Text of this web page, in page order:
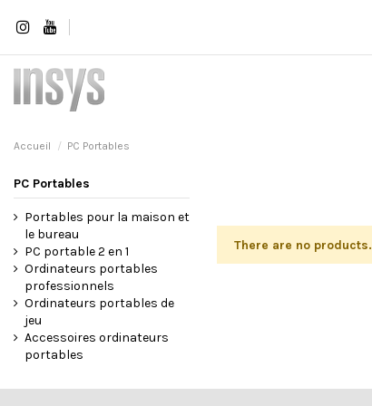
Accueil PC Portables
There are no products.
PC Portables
Portables pour la maison et
le bureau
PC portable 2 en 1
Ordinateurs portables
professionnels
Ordinateurs portables de
jeu
Accessoires ordinateurs
portables